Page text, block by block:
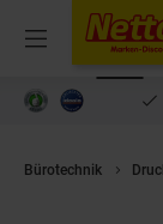
Menü
Bürotechnik